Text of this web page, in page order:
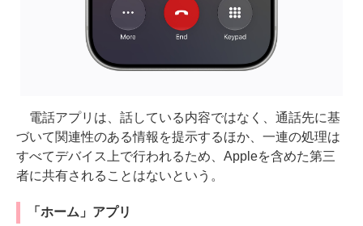
電話アプリは、話している内容ではなく、通話先に基
づいて関連性のある情報を提示するほか、一連の処理は
すべてデバイス上で行われるため、Appleを含めた第三
者に共有されることはないという。
「ホーム」アプリ